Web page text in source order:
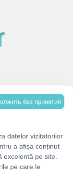
без принятия
datelor vizitatorilor
a afișa conținut
pe site.
pe care le